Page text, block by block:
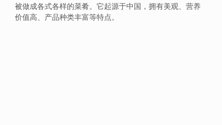
被做成各式各样的菜肴。它起源于中国，拥有美观、营养
价值高、产品种类丰富等特点。